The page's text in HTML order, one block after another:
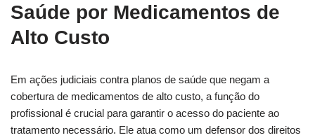
Saúde por Medicamentos de
Alto Custo
Em ações judiciais contra planos de saúde que negam a
cobertura de medicamentos de alto custo, a função do
profissional é crucial para garantir o acesso do paciente ao
tratamento necessário. Ele atua como um defensor dos direitos